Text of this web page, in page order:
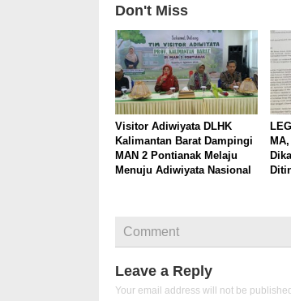
Don't Miss
Visitor Adiwiyata DLHK
Kalimantan Barat Dampingi
MAN 2 Pontianak Melaju
Menuju Adiwiyata Nasional
Comment
Leave a Reply
Your email address will not be